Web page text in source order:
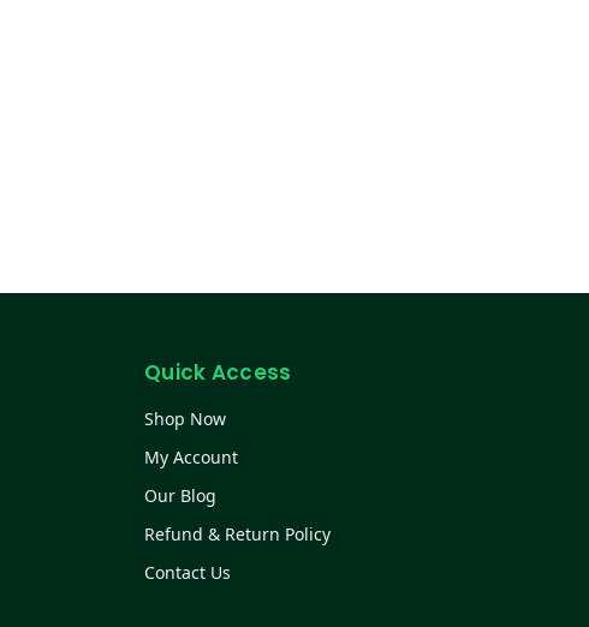
Quick Access
Shop Now
My Account
Our Blog
Refund & Return Policy
Contact Us